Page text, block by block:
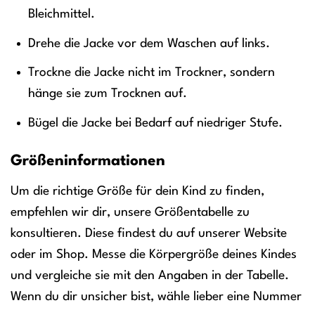
Bleichmittel.
Drehe die Jacke vor dem Waschen auf links.
Trockne die Jacke nicht im Trockner, sondern
hänge sie zum Trocknen auf.
Bügel die Jacke bei Bedarf auf niedriger Stufe.
Größeninformationen
Um die richtige Größe für dein Kind zu finden,
empfehlen wir dir, unsere Größentabelle zu
konsultieren. Diese findest du auf unserer Website
oder im Shop. Messe die Körpergröße deines Kindes
und vergleiche sie mit den Angaben in der Tabelle.
Wenn du dir unsicher bist, wähle lieber eine Nummer